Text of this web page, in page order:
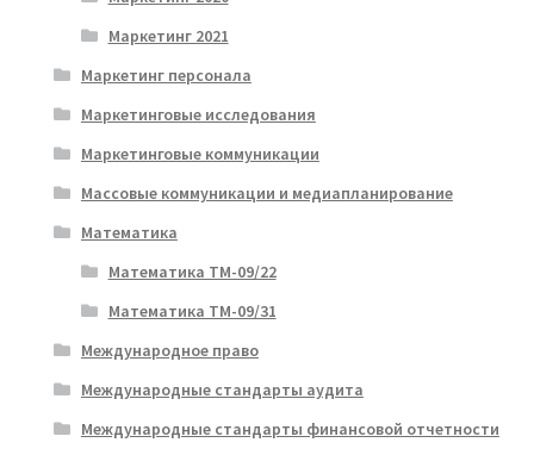
Маркетинг 2021
Маркетинг персонала
Маркетинговые исследования
Маркетинговые коммуникации
Массовые коммуникации и медиапланирование
Математика
Математика ТМ-09/22
Математика ТМ-09/31
Международное право
Международные стандарты аудита
Международные стандарты финансовой отчетности